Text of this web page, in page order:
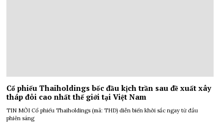
Cổ phiếu Thaiholdings bốc đầu kịch trần sau đề xuất xây
tháp đôi cao nhất thế giới tại Việt Nam
TIN MỚI Cổ phiếu Thaiholdings (mã: THD) diễn biến khởi sắc ngay từ đầu
phiên sáng